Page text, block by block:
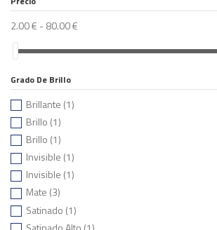
2.00 € - 80.00 €
Grado De Brillo
Brillante (1)
Brillo (1)
Brillo (1)
Invisible (1)
Invisible (1)
Mate (3)
Satinado (1)